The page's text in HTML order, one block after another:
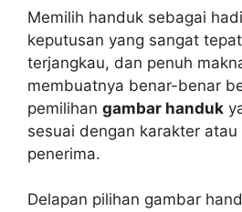
Memilih handuk sebagai
keputusan yang sangat
terjangkau, dan penuh
membuatnya benar-benar
pemilihan gambar handuk
sesuai dengan karakter atau
penerima.
Delapan pilihan gambar